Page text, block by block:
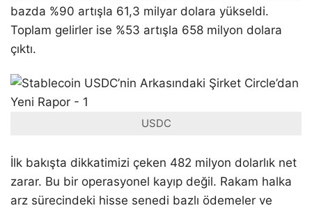
bazda %90 artışla 61,3 milyar dolara yükseldi.
Toplam gelirler ise %53 artışla 658 milyon dolara
çıktı.
USDC
İlk bakışta dikkatimizi çeken 482 milyon dolarlık net
zarar. Bu bir operasyonel kayıp değil. Rakam halka
arz sürecindeki hisse senedi bazlı ödemeler ve